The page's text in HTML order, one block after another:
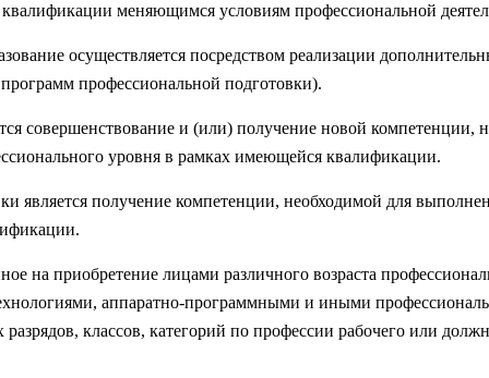
квалификации меняющимся условиям профессиональной
осуществляется посредством реализации
профессиональной подготовки).
совершенствование и (или) получение новой компетенции,
уровня в рамках имеющейся квалификации.
является получение компетенции, необходимой для
на приобретение лицами различного возраста
аппаратно-программными и иными
классов, категорий по профессии рабочего или